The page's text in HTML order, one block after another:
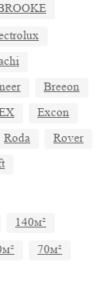
Breeon
Excon
Roda
Rover
140м²
70м²